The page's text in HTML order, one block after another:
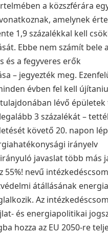
a közszférára
amelynek
1,9 százalékkal kell
Ebbe nem számít bele a
és a fegyveres erők
– jegyezték meg.
évben fel kell
lévő épületek
3 százalékát –
követő 20. napon lép
irányelv
javaslat több más
55%! nevű
átállásának
Az
és energiapolitikai
hozza az EU 2050-re